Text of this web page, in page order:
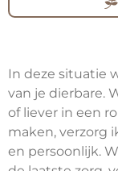
In deze situatie
van je dierbare.
of liever in een
maken, verzorg
en persoonlijk.